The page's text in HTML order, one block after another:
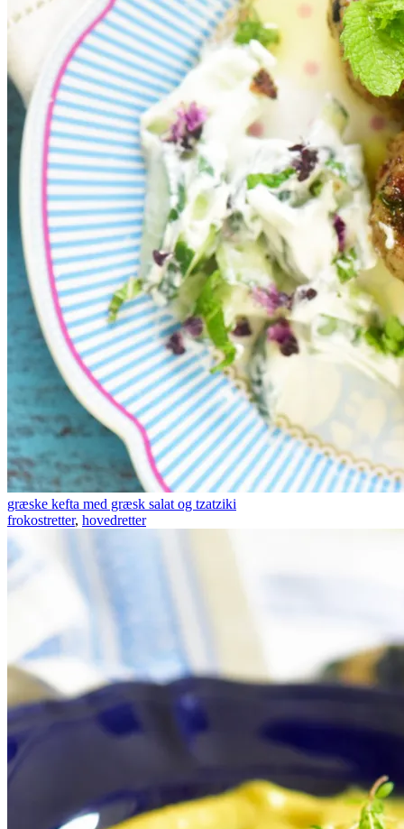
græske kefta med græsk salat og tzatziki
frokostretter, hovedretter